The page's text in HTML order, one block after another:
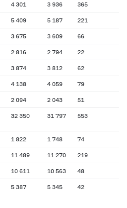
4 301 3 936 365
5 409 5 187 221
3 675 3 609 66
2 816 2 794 22
3 874 3 812 62
4 138 4 059 79
2 094 2 043 51
32 350 31 797 553
1 822 1 748 74
11 489 11 270 219
10 611 10 563 48
5 387 5 345 42